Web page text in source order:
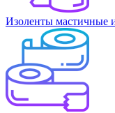
Изоленты мастичные